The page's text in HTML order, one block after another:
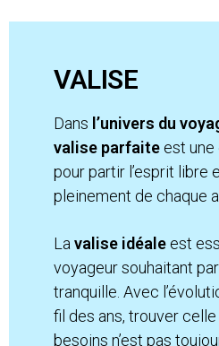
VALISE
Dans l’univers du
valise parfaite est
pour partir l’esprit libre
pleinement de chaque
La valise idéale est
voyageur souhaitant
tranquille. Avec
fil des ans, trouver
besoins n’est pas